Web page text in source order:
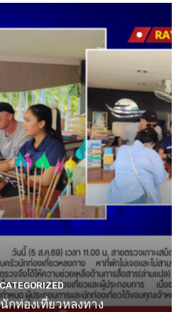
กท่องเที่ยวหลงทาง